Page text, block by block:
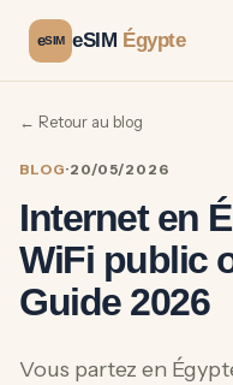
eSIM eSIM Égypte
← Retour au blog
BLOG·20/05/2026
Internet en
WiFi public
Guide 2026
Vous partez en